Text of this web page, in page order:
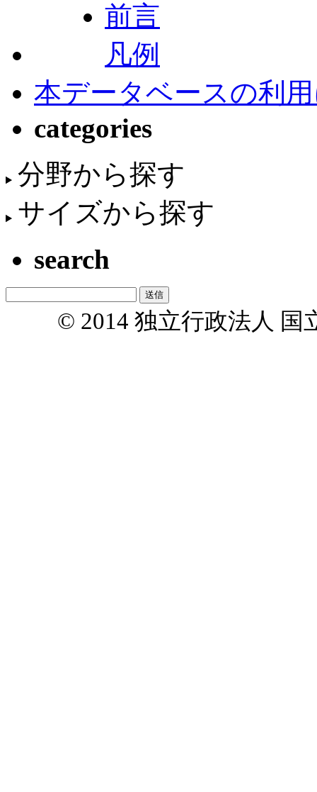
前言
凡例
本データベースの利
categories
分野から探す
サイズから探す
search
© 2014 独立行政法人 国